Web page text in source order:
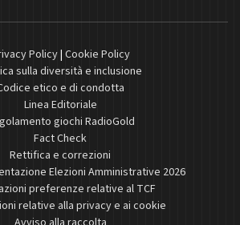
Policy| Cookie Policy
sulla diversità e inclusione
etico e di condotta
Linea Editoriale
giochi RadioGold
Fact Check
Rettifica e correzioni
Elezioni Amministrative 2026
preferenze relative al TCF
relative alla privacy e ai cookie